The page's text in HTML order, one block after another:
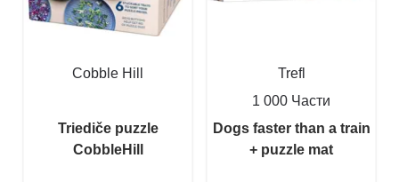
Cobble Hill
Triediče puzzle
CobbleHill
Trefl
1 000 Части
Dogs faster than a train
+ puzzle mat